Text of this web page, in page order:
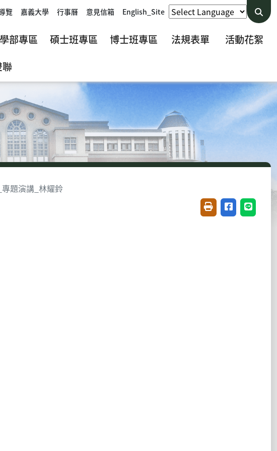
覽 嘉義大學 行事曆 意見信箱 English_Site
部專區 碩士班專區 博士班專區 法規表單
活動花絮
題演講_林耀鈴
友善列印(開新視窗)
分享至臉書(
分享至